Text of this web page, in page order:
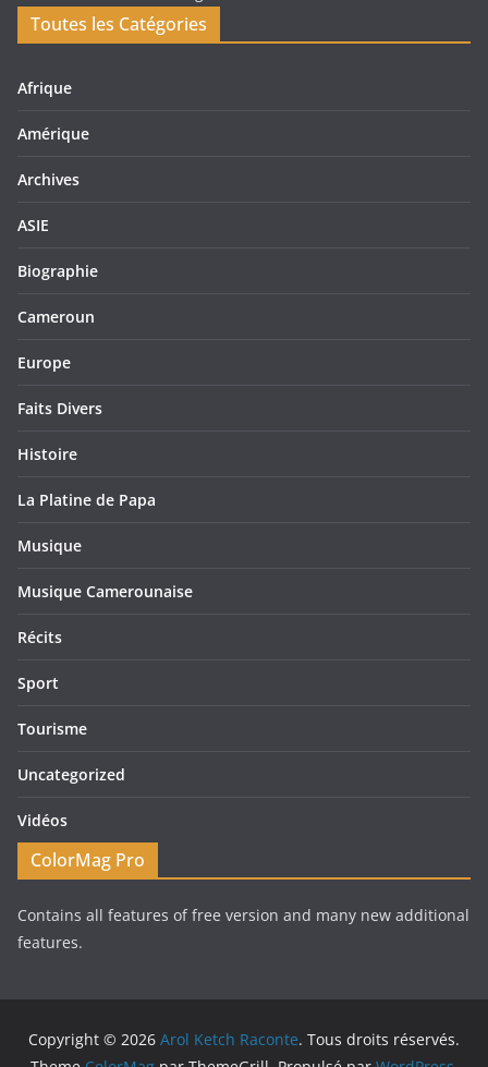
Toutes les Catégories
Afrique
Amérique
Archives
ASIE
Biographie
Cameroun
Europe
Faits Divers
Histoire
La Platine de Papa
Musique
Musique Camerounaise
Récits
Sport
Tourisme
Uncategorized
Vidéos
ColorMag Pro
Contains all features of free version and many new additional
features.
Copyright © 2026 Arol Ketch Raconte. Tous droits réservés.